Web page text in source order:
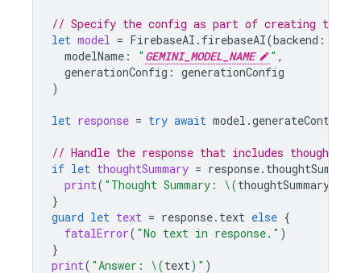
// Specify the config as part of creating the
let model = FirebaseAI . firebaseAI(backend :
modelName : " GEMINI_MODEL_NAME " ,
generationConfig : generationConfig
)
let response = try await model .generateContent
// Handle the response that includes thought
if let thoughtSummary = response. thoughtSummary
print( "Thought Summary: \(thoughtSummary
}
guard let text = response. text else {
fatalError( "No text in response." )
}
print( "Answer: \(text) " )